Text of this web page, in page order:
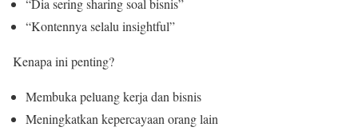
“Dia sering sharing soal bisnis”
“Kontennya selalu insightful”
Kenapa ini penting?
Membuka peluang kerja dan bisnis
Meningkatkan kepercayaan orang lain